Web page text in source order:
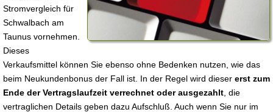
Stromvergleich für
Schwalbach am
Taunus vornehmen.
Dieses
Verkaufsmittel können Sie ebenso ohne Bedenken nutzen, wie das
beim Neukundenbonus der Fall ist. In der Regel wird dieser erst zum
Ende der Vertragslaufzeit verrechnet oder ausgezahlt , die
vertraglichen Details geben dazu Aufschluß. Auch wenn Sie nur im